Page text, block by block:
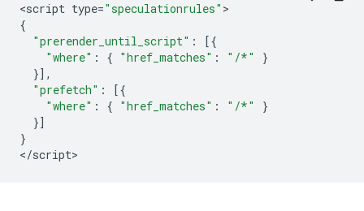
<script type="speculationrules"
{
"prerender_until_script" :
[{
"where" : { "href_matches" : "/*"
}
}],
"prefetch" :
[{
"where" : { "href_matches" : "/*"
}
}]
}
</script